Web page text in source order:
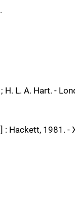
L. A. Hart. -
Hackett, 1981. -